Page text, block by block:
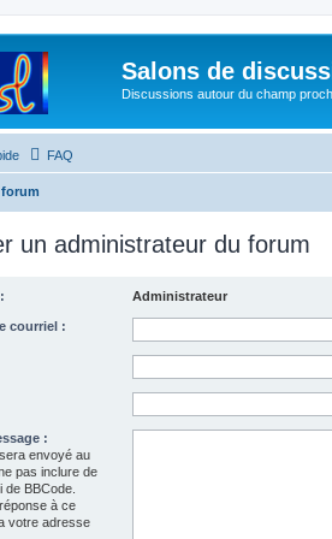
Salons de
Discussions autour du champ
FAQ
un administrateur du forum
Administrateur
courriel :
:
envoyé au
pas inclure de
de BBCode.
réponse à ce
votre adresse